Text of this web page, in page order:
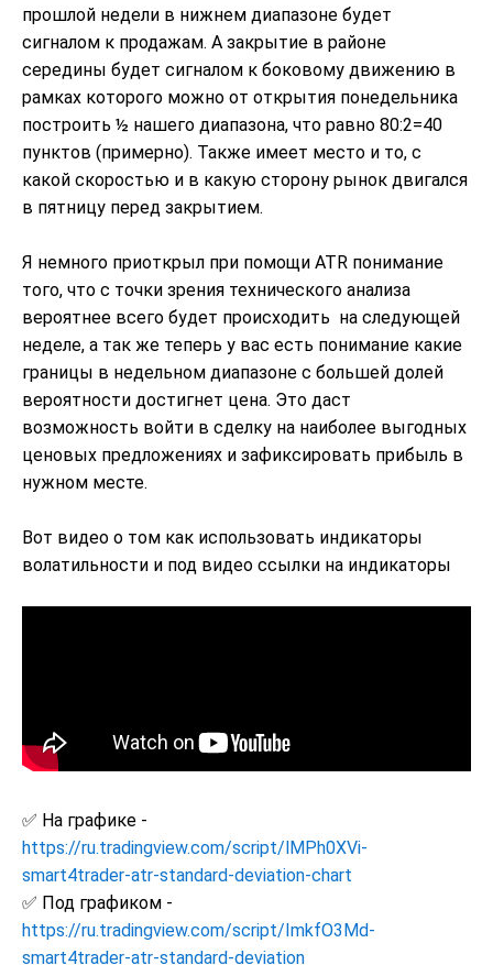
прошлой недели в нижнем диапазоне будет
сигналом к продажам. А закрытие в районе
середины будет сигналом к боковому движению в
рамках которого можно от открытия понедельника
построить ½ нашего диапазона, что равно 80:2=40
пунктов (примерно). Также имеет место и то, с
какой скоростью и в какую сторону рынок двигался
в пятницу перед закрытием.
Я немного приоткрыл при помощи ATR понимание
того, что с точки зрения технического анализа
вероятнее всего будет происходить на следующей
неделе, а так же теперь у вас есть понимание какие
границы в недельном диапазоне с большей долей
вероятности достигнет цена. Это даст
возможность войти в сделку на наиболее выгодных
ценовых предложениях и зафиксировать прибыль в
нужном месте.
Вот видео о том как использовать индикаторы
волатильности и под видео ссылки на индикаторы
✅ На графике -
https://ru.tradingview.com/script/lMPh0XVi-
smart4trader-atr-standard-deviation-chart
✅ Под графиком -
https://ru.tradingview.com/script/ImkfO3Md-
smart4trader-atr-standard-deviation